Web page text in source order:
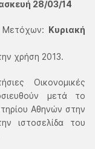
28/03/14
Μετόχων: Κυριακή
χρήση 2013.
Οικονομικές
μετά το
Αθηνών στην
ιστοσελίδα του